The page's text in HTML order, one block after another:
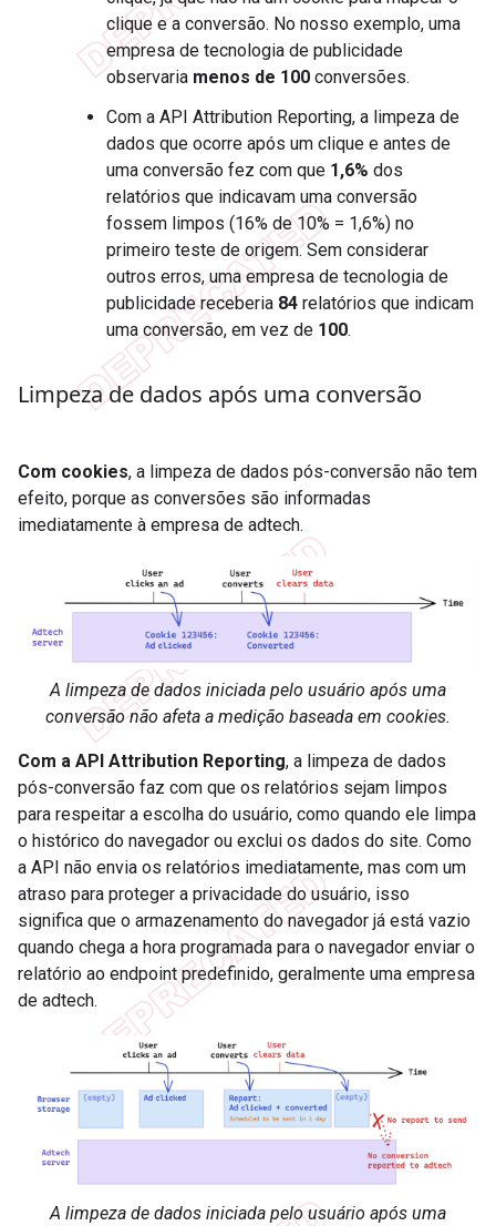
clique e a conversão. No nosso exemplo, uma
empresa de tecnologia de publicidade
observaria menos de 100 conversões.
Com a API Attribution Reporting, a limpeza de
dados que ocorre após um clique e antes de
uma conversão fez com que 1,6% dos
relatórios que indicavam uma conversão
fossem limpos (16% de 10% = 1,6%) no
primeiro teste de origem. Sem considerar
outros erros, uma empresa de tecnologia de
publicidade receberia 84 relatórios que indicam
uma conversão, em vez de 100.
Limpeza de dados após uma conversão
Com cookies, a limpeza de dados pós-conversão não tem
efeito, porque as conversões são informadas
imediatamente à empresa de adtech.
A limpeza de dados iniciada pelo usuário após uma
conversão não afeta a medição baseada em cookies.
Com a API Attribution Reporting, a limpeza de dados
pós-conversão faz com que os relatórios sejam limpos
para respeitar a escolha do usuário, como quando ele limpa
o histórico do navegador ou exclui os dados do site. Como
a API não envia os relatórios imediatamente, mas com um
atraso para proteger a privacidade do usuário, isso
significa que o armazenamento do navegador já está vazio
quando chega a hora programada para o navegador enviar o
relatório ao endpoint predefinido, geralmente uma empresa
de adtech.
A limpeza de dados iniciada pelo usuário após uma